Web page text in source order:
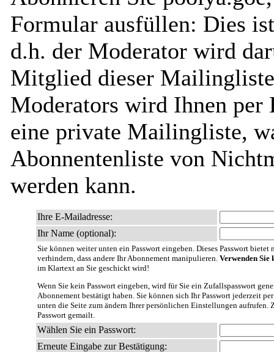
Formular ausfüllen: Dies
d.h. der Moderator wird
Mitglied dieser
Moderators wird Ihnen
eine private Mailingliste,
Abonnentenliste von
werden kann.
Ihre E-Mailadresse:
Ihr Name (optional):
Sie können weiter unten ein Passwort eingeben. Dieses Passwort
verhindern, dass andere Ihr Abonnement manipulieren. Verwenden Sie
im Klartext an Sie geschickt wird!
Wenn Sie kein Passwort eingeben, wird für Sie ein Zufallspasswort
Abonnement bestätigt haben. Sie können sich Ihr Passwort jederzeit
unten die Seite zum ändern Ihrer persönlichen Einstellungen
Passwort gemailt.
Wählen Sie ein Passwort:
Erneute Eingabe zur Bestätigung: